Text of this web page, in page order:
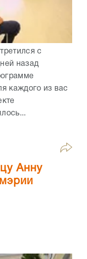
с
назад
каждого из вас
Анну